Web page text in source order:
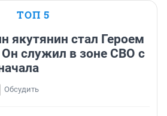
ТОП 5
якутянин стал Героем
служил в зоне СВО с
Обсудить